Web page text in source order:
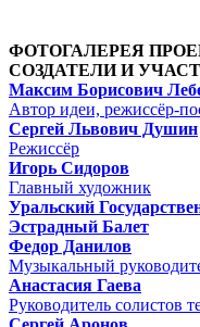
ФОТОГАЛЕРЕЯ
СОЗДАТЕЛИ И
Максим Борисович
Автор идеи, режиссёр-
Сергей Львович Душин
Режиссёр
Игорь Сидоров
Главный художник
Уральский
Эстрадный Балет
Федор Данилов
Музыкальный
Анастасия Гаева
Руководитель солистов